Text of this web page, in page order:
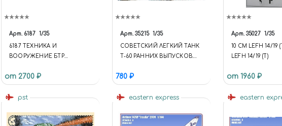
Арт. 6187 1/35
6187 ТЕХНИКА И
ВООРУЖЕНИЕ БТР
от 2700 ₽
Арт. 35215 1/35
СОВЕТСКИЙ ЛЕГКИЙ ТАНК
Т-60 РАННИХ ВЫПУСКОВ.
780 ₽
Арт. 35027 1/35
10 СМ LEFH 14/19
LEFH 14/19 (T)
от 1960 ₽
pst eastern express eastern